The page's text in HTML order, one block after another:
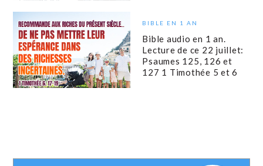
BIBLE EN 1 AN
Bible audio en 1 an.
Lecture de ce 22 juillet:
Psaumes 125, 126 et
127 1 Timothée 5 et 6